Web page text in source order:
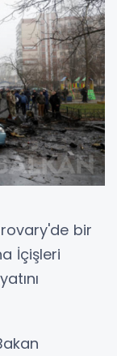
bir
İçişleri